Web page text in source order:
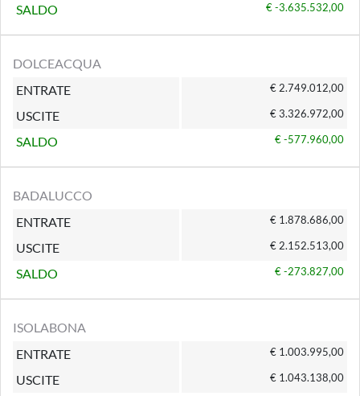
SALDO € -3.635.532,00
DOLCEACQUA
ENTRATE
€ 2.749.012,00
USCITE € 3.326.972,00
SALDO € -577.960,00
BADALUCCO
ENTRATE
€ 1.878.686,00
USCITE € 2.152.513,00
SALDO € -273.827,00
ISOLABONA
ENTRATE
€ 1.003.995,00
USCITE € 1.043.138,00